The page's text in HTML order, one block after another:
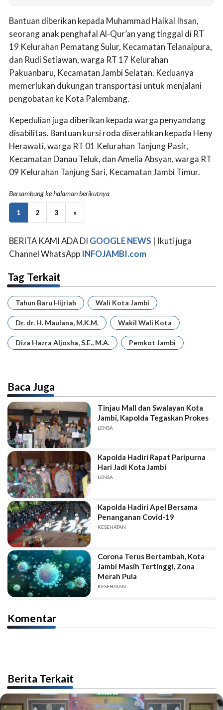
Bantuan diberikan kepada Muhammad Haikal Ihsan,
seorang anak penghafal Al-Qur’an yang tinggal di RT
19 Kelurahan Pematang Sulur, Kecamatan Telanaipura,
dan Rudi Setiawan, warga RT 17 Kelurahan
Pakuanbaru, Kecamatan Jambi Selatan. Keduanya
memerlukan dukungan transportasi untuk menjalani
pengobatan ke Kota Palembang.
Kepedulian juga diberikan kepada warga penyandang
disabilitas. Bantuan kursi roda diserahkan kepada Heny
Herawati, warga RT 01 Kelurahan Tanjung Pasir,
Kecamatan Danau Teluk, dan Amelia Absyan, warga RT
09 Kelurahan Tanjung Sari, Kecamatan Jambi Timur.
Bersambung ke halaman berikutnya
1 2 3 »
BERITA KAMI ADA DI GOOGLE NEWS | Ikuti juga
Channel WhatsApp INFOJAMBI.com
Tag Terkait
Tahun Baru Hijriah Wali Kota Jambi
Dr. dr. H. Maulana, M.K.M. Wakil Wali Kota
Diza Hazra Aljosha, S.E., M.A. Pemkot Jambi
Baca Juga
Tinjau Mall dan Swalayan Kota
Jambi, Kapolda Tegaskan Prokes
LENSA
Kapolda Hadiri Rapat Paripurna
Hari Jadi Kota Jambi
LENSA
Kapolda Hadiri Apel Bersama
Penanganan Covid-19
KESEHATAN
Corona Terus Bertambah, Kota
Jambi Masih Tertinggi, Zona
Merah Pula
KESEHATAN
Komentar
Berita Terkait